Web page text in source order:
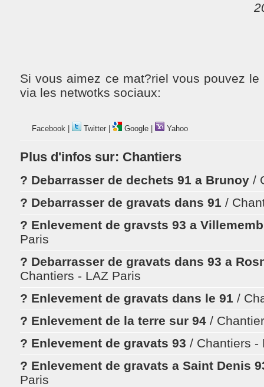
Si vous aimez ce mat?riel vous pouvez
via les netwotks sociaux:
Facebook Twitter Google Yahoo
Plus d'infos sur: Chantiers
? Debarrasser de dechets 91 a Brunoy /
? Debarrasser de gravats dans 91 /
? Enlevement de gravsts 93 a
Paris
? Debarrasser de gravats dans 93 a
Chantiers - LAZ Paris
? Enlevement de gravats dans le 91 /
? Enlevement de la terre sur 94 /
? Enlevement de gravats 93 / Chantiers -
? Enlevement de gravats a Saint Denis
Paris